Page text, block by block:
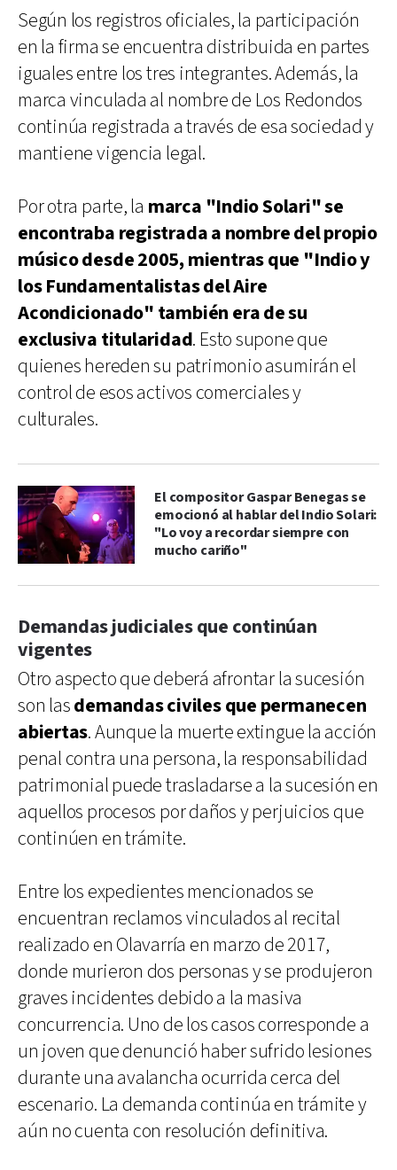
Según los registros oficiales, la participación
en la firma se encuentra distribuida en partes
iguales entre los tres integrantes. Además, la
marca vinculada al nombre de Los Redondos
continúa registrada a través de esa sociedad y
mantiene vigencia legal.
Por otra parte, la marca "Indio Solari" se
encontraba registrada a nombre del propio
músico desde 2005, mientras que "Indio y
los Fundamentalistas del Aire
Acondicionado" también era de su
exclusiva titularidad. Esto supone que
quienes hereden su patrimonio asumirán el
control de esos activos comerciales y
culturales.
El compositor Gaspar Benegas se
emocionó al hablar del Indio Solari:
"Lo voy a recordar siempre con
mucho cariño"
Demandas judiciales que continúan
vigentes
Otro aspecto que deberá afrontar la sucesión
son lasdemandas civiles que permanecen
abiertas. Aunque la muerte extingue la acción
penal contra una persona, la responsabilidad
patrimonial puede trasladarse a la sucesión en
aquellos procesos por daños y perjuicios que
continúen en trámite.
Entre los expedientes mencionados se
encuentran reclamos vinculados al recital
realizado en Olavarría en marzo de 2017,
donde murieron dos personas y se produjeron
graves incidentes debido a la masiva
concurrencia. Uno de los casos corresponde a
un joven que denunció haber sufrido lesiones
durante una avalancha ocurrida cerca del
escenario. La demanda continúa en trámite y
aún no cuenta con resolución definitiva.